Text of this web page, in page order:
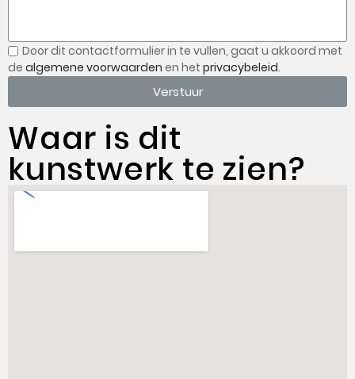
Door dit contactformulier in te vullen, gaat u akkoord met
de algemene voorwaarden en het privacybeleid.
Verstuur
Waar is dit
kunstwerk te zien?